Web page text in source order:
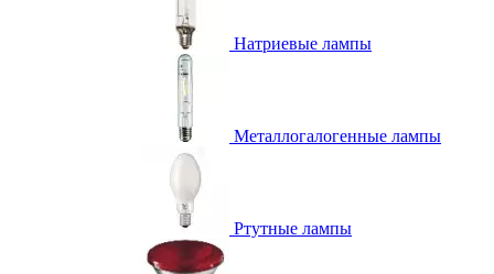
Натриевые лампы
Металлогалогенные лампы
Ртутные лампы